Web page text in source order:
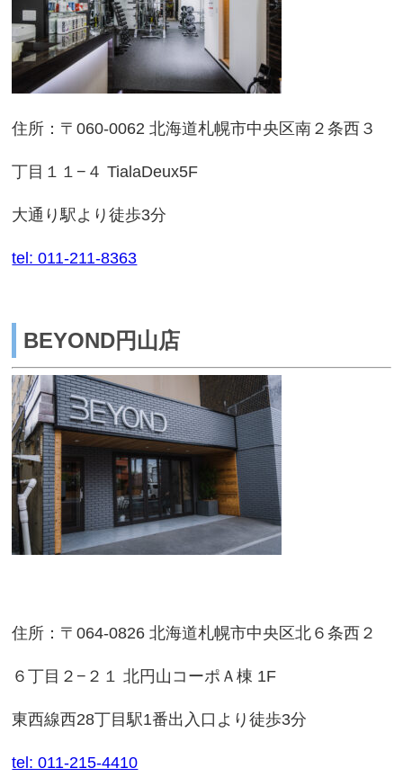
住所：〒060-0062 北海道札幌市中央区南２条西３
丁目１１−４ TialaDeux5F
大通り駅より徒歩3分
tel: 011-211-8363
BEYOND円山店
住所：〒064-0826 北海道札幌市中央区北６条西２
６丁目２−２１ 北円山コーポＡ棟 1F
東西線西28丁目駅1番出入口より徒歩3分
tel: 011-215-4410